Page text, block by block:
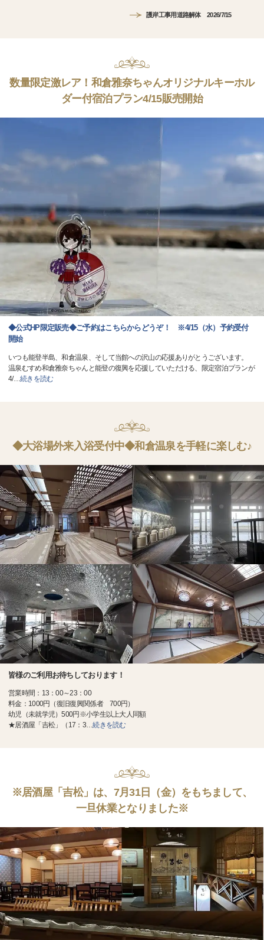
護岸工事用道路解体 2026/7/15
数量限定激レア！和倉雅奈ちゃんオリジナルキーホル
ダー付宿泊プラン4/15販売開始
◆公式HP限定販売◆ご予約はこちらからどうぞ！ ※4/15（水）予約受付
開始
いつも能登半島、和倉温泉、そして当館への沢山の応援ありがとうございます。
温泉むすめ和倉雅奈ちゃんと能登の復興を応援していただける、限定宿泊プランが
4/…続きを読む
◆大浴場外来入浴受付中◆和倉温泉を手軽に楽しむ♪
皆様のご利用お待ちしております！
営業時間：13：00～23：00
料金：1000円（復旧復興関係者 700円）
幼児（未就学児）500円※小学生以上大人同額
★居酒屋「吉松」（17：3…続きを読む
※居酒屋「吉松」は、7月31日（金）をもちまして、
一旦休業となりました※